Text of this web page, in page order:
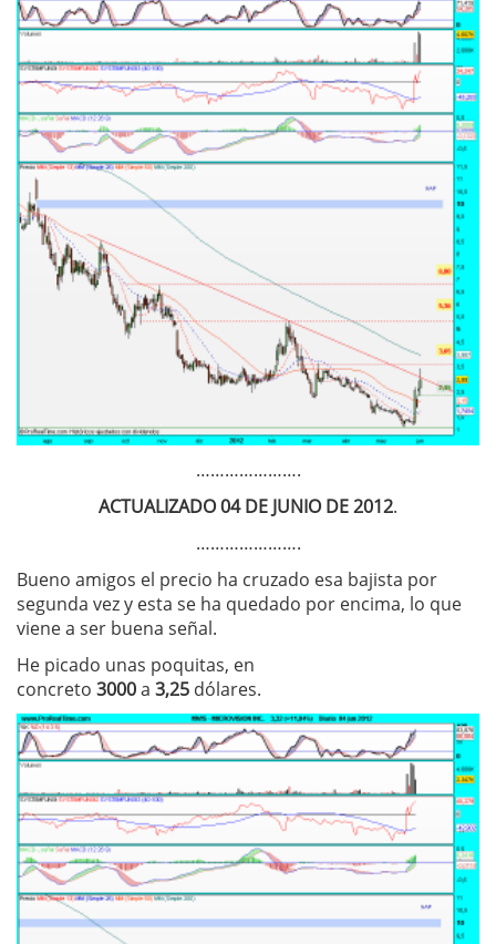
………………….
ACTUALIZADO 04 DE JUNIO DE 2012.
………………….
Bueno amigos el precio ha cruzado esa bajista por
segunda vez y esta se ha quedado por encima, lo que
viene a ser buena señal.
He picado unas poquitas, en
concreto 3000a 3,25 dólares.